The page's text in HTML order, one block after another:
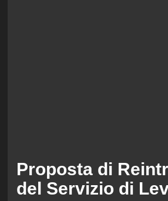
Proposta di
del Servizio di